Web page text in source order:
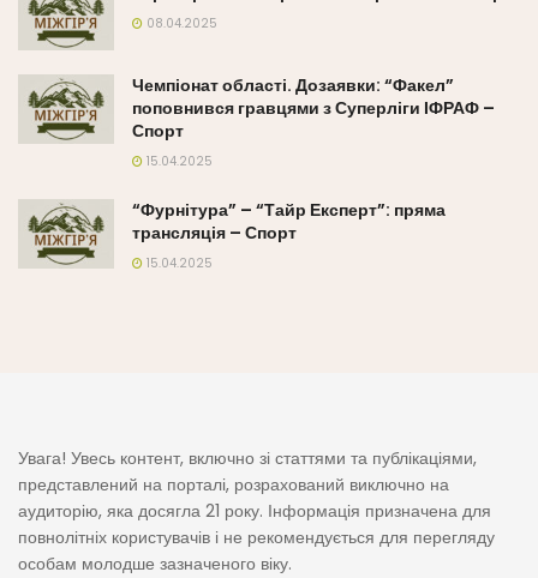
08.04.2025
Чемпіонат області. Дозаявки: “Факел”
поповнився гравцями з Суперліги ІФРАФ –
Спорт
15.04.2025
“Фурнітура” – “Тайр Експерт”: пряма
трансляція – Спорт
15.04.2025
Увага! Увесь контент, включно зі статтями та публікаціями,
представлений на порталі, розрахований виключно на
аудиторію, яка досягла 21 року. Інформація призначена для
повнолітніх користувачів і не рекомендується для перегляду
особам молодше зазначеного віку.